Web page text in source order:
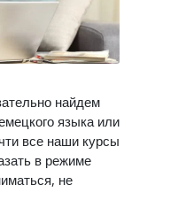
найдем
языка или
все наши курсы
в режиме
не